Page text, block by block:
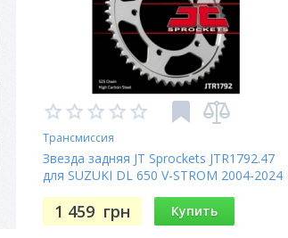
Трансмиссия
Звезда задняя JT Sprockets JTR1792.47
для SUZUKI DL 650 V-STROM 2004-2024
1 459 грн Купить